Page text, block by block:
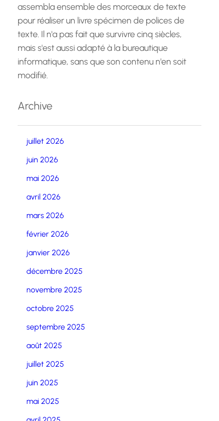
assembla ensemble des morceaux de texte
pour réaliser un livre spécimen de polices de
texte. Il n'a pas fait que survivre cinq siècles,
mais s'est aussi adapté à la bureautique
informatique, sans que son contenu n'en soit
modifié.
Archive
juillet 2026
juin 2026
mai 2026
avril 2026
mars 2026
février 2026
janvier 2026
décembre 2025
novembre 2025
octobre 2025
septembre 2025
août 2025
juillet 2025
juin 2025
mai 2025